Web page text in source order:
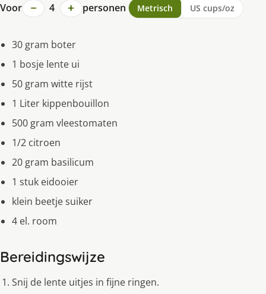
Voor − 4 + personen Metrisch US cups/oz
30 gram boter
1 bosje lente ui
50 gram witte rijst
1 Liter kippenbouillon
500 gram vleestomaten
1/2 citroen
20 gram basilicum
1 stuk eidooier
klein beetje suiker
4 el. room
Bereidingswijze
Snij de lente uitjes in fijne ringen.